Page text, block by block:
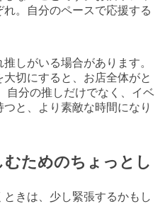
。自分のペースで応援する
しがいる場合があります。
切にすると、お店全体がと
自分の推しだけでなく、イベ
と、より素敵な時間になり
ためのちょっとし
きは、少し緊張するかもし